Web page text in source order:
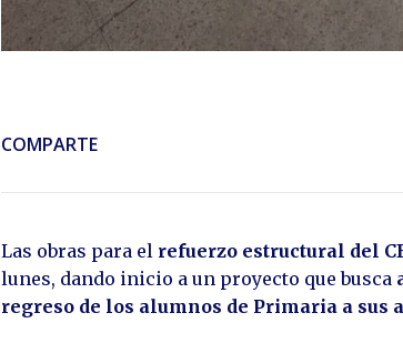
COMPARTE
Las obras para el refuerzo estructural del
lunes, dando inicio a un proyecto que busca
regreso de los alumnos de Primaria a sus